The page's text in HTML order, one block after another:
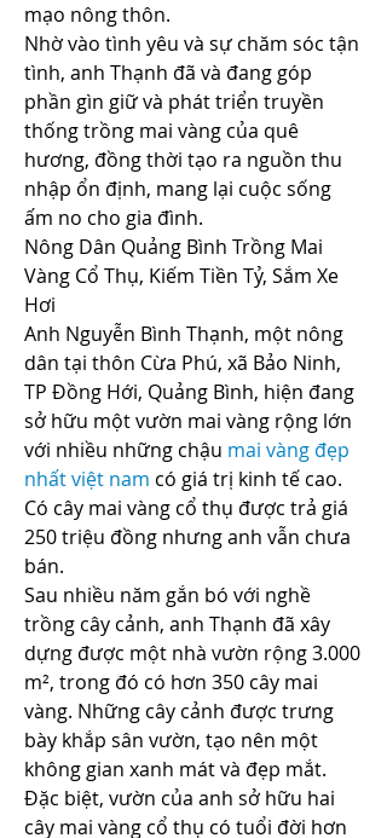
mạo nông thôn.
Nhờ vào tình yêu và sự chăm sóc tận
tình, anh Thạnh đã và đang góp
phần gìn giữ và phát triển truyền
thống trồng mai vàng của quê
hương, đồng thời tạo ra nguồn thu
nhập ổn định, mang lại cuộc sống
ấm no cho gia đình.
Nông Dân Quảng Bình Trồng Mai
Vàng Cổ Thụ, Kiếm Tiền Tỷ, Sắm Xe
Hơi
Anh Nguyễn Bình Thạnh, một nông
dân tại thôn Cừa Phú, xã Bảo Ninh,
TP Đồng Hới, Quảng Bình, hiện đang
sở hữu một vườn mai vàng rộng lớn
với nhiều những chậu mai vàng đẹp
nhất việt nam có giá trị kinh tế cao.
Có cây mai vàng cổ thụ được trả giá
250 triệu đồng nhưng anh vẫn chưa
bán.
Sau nhiều năm gắn bó với nghề
trồng cây cảnh, anh Thạnh đã xây
dựng được một nhà vườn rộng 3.000
m², trong đó có hơn 350 cây mai
vàng. Những cây cảnh được trưng
bày khắp sân vườn, tạo nên một
không gian xanh mát và đẹp mắt.
Đặc biệt, vườn của anh sở hữu hai
cây mai vàng cổ thụ có tuổi đời hơn